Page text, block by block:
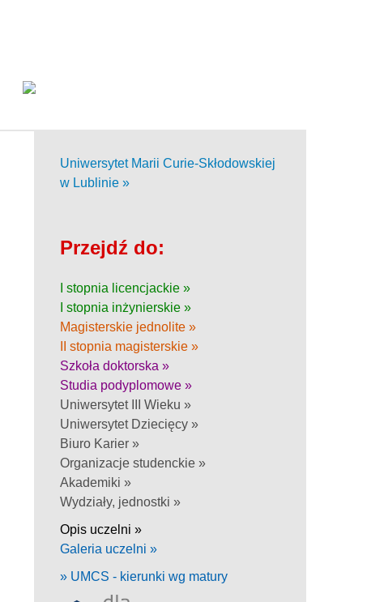
Uniwersytet Marii Curie-Skłodowskiej
w Lublinie »
Przejdź do:
I stopnia licencjackie »
I stopnia inżynierskie »
Magisterskie jednolite »
II stopnia magisterskie »
Szkoła doktorska »
Studia podyplomowe »
Uniwersytet III Wieku »
Uniwersytet Dziecięcy »
Biuro Karier »
Organizacje studenckie »
Akademiki »
Wydziały, jednostki »
Opis uczelni »
Galeria uczelni »
» UMCS - kierunki wg matury